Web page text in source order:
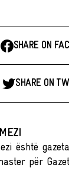
SHARE ON
SHARE ON
është
për